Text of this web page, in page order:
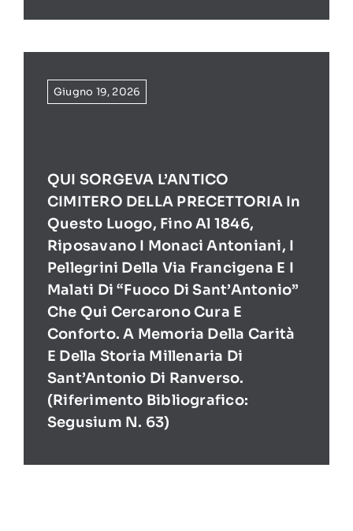
Giugno 19, 2026
QUI SORGEVA L’ANTICO
CIMITERO DELLA PRECETTORIA In
Questo Luogo, Fino Al 1846,
Riposavano I Monaci Antoniani, I
Pellegrini Della Via Francigena E I
Malati Di “Fuoco Di Sant’Antonio”
Che Qui Cercarono Cura E
Conforto. A Memoria Della Carità
E Della Storia Millenaria Di
Sant’Antonio Di Ranverso.
(Riferimento Bibliografico:
Segusium N. 63)